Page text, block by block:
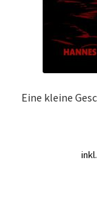
Eine kleine